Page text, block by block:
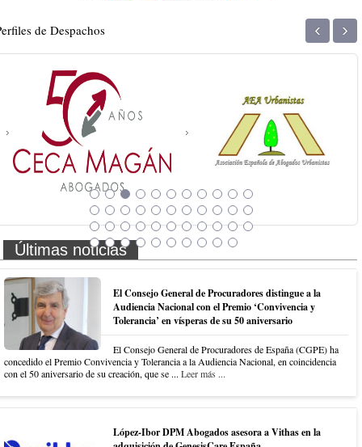
de Despachos ‹ ›
Últimas noticias
El Consejo General de Procuradores distingue a la
Audiencia Nacional con el Premio ‘Convivencia y
Tolerancia’ en vísperas de su 50 aniversario
El Consejo General de Procuradores de España (CGPE) ha
concedido el Premio Convivencia y Tolerancia a la Audiencia Nacional, en coincidencia
con el 50 aniversario de su creación, que se ... Leer más ...
López-Ibor DPM Abogados asesora a Vithas en la